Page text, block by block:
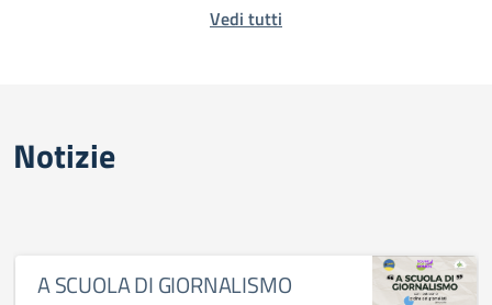
Vedi tutti
Notizie
A SCUOLA DI GIORNALISMO